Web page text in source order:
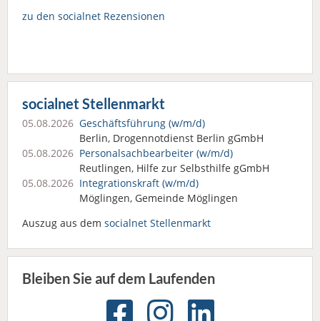
zu den socialnet Rezensionen
socialnet Stellenmarkt
05.08.2026 Geschäftsführung (w/m/d)
Berlin, Drogennotdienst Berlin gGmbH
05.08.2026 Personalsach­bearbeiter (w/m/d)
Reutlingen, Hilfe zur Selbsthilfe gGmbH
05.08.2026 Integrationskraft (w/m/d)
Möglingen, Gemeinde Möglingen
Auszug aus dem socialnet Stellenmarkt
Bleiben Sie auf dem Laufenden